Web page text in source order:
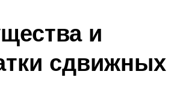
и
сдвижных